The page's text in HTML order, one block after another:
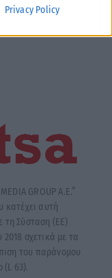
Privacy Policy
GROUP A.E.”
κατέχει αυτή
τη Σύσταση (ΕΕ)
σχετικά με τα
του παράνομου
(L 63).